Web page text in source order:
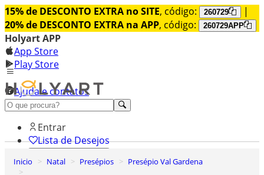
15% de DESCONTO EXTRA no SITE, código: 260729
|
20% de DESCONTO EXTRA na APP, código: 260729APP
Holyart APP
App Store
Play Store
Ajuda e contatos
Conheça premium
Entrar
Lista de Desejos
Inicio Natal Presépios
Presépio Val Gardena